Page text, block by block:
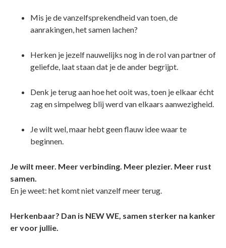
Mis je de vanzelfsprekendheid van toen, de
aanrakingen, het samen lachen?
Herken je jezelf nauwelijks nog in de rol van partner of
geliefde, laat staan dat je de ander begrijpt.
Denk je terug aan hoe het ooit was, toen je elkaar écht
zag en simpelweg blij werd van elkaars aanwezigheid.
Je wilt wel, maar hebt geen flauw idee waar te
beginnen.
Je wilt meer. Meer verbinding. Meer plezier. Meer rust
samen.
En je weet: het komt niet vanzelf meer terug.
Herkenbaar? Dan is NEW WE, samen sterker na kanker
er voor jullie.